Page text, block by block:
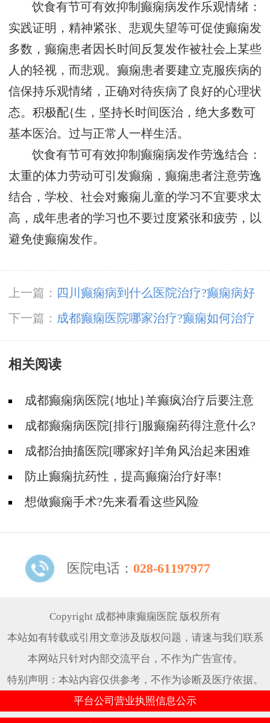
饮食有节可有效抑制癫痫病发作乐观情绪：
实践证明，精神紧张、悲观失望等可促使癫痫发
多数，癫痫患者因长时间反复发作被社会上某些
人的轻视，而悲观。癫痫患者要建立克服疾病的
信保持乐观情绪，正确对待疾病了良好的心理状
态。积极配{生，坚持长时间医治，绝大多数可
基本医治。过与正常人一样生活。
饮食有节可有效抑制癫痫病发作劳逸结合：
太重的体力劳动可引发癫痫，癫痫患者注意劳逸
结合，学校、社会对瘢痫儿童的学习不宜要求太
高，成年患者的学习也不要过度紧张和疲劳，以
避免使癫痫发作。
上一篇：
​四川癫痫病到什么医院治疗?癫痫病好
治疗吗?
下一篇： ​成都癫痫医院哪家治疗?癫痫如何治疗
呢?
相关阅读
成都癫痫病医院{地址}羊癫疯治疗后要注意
什么?成都癫痫病医院[排行]服癫痫药得注意什么?
成都治抽搐医院[哪家好]羊角风治起来困难
吗？防止癫痫抗药性，提高癫痫治疗好率!
想做癫痫手术?先来看看这些风险
医院电话： 028-61197977
Copyright 成都神康癫痫医院 版权所有
本站如有转载或引用文章涉及版权问题，请速与我们联系
本网站只针对内部交流平台，不作为广告宣传。
特别声明：本站内容仅供参考，不作为诊断及医疗依据。
平台公司营业执照信息公示